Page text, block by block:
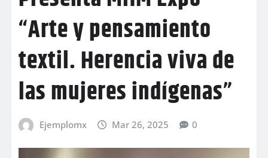
“Arte y pensamiento
textil. Herencia viva de
las mujeres indígenas”
Ejemplomx Mar 26, 2025 0